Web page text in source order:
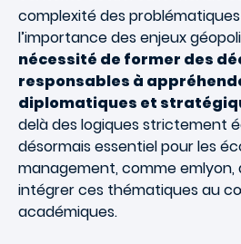
complexité des
l’importance des enjeux
nécessité de former des
responsables à
diplomatiques et
delà des logiques strictement
désormais essentiel pour les
management, comme emlyon,
intégrer ces thématiques au
académiques.